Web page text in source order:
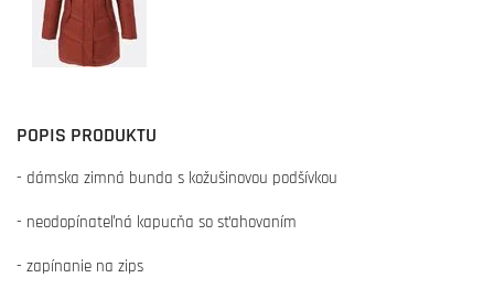
POPIS PRODUKTU
- dámska zimná bunda s kožušinovou podšívkou
- neodopínateľná kapucňa so sťahovaním
- zapínanie na zips